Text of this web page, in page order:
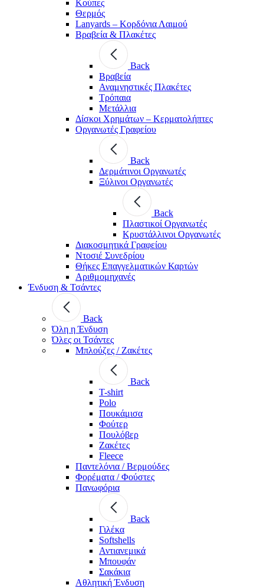
Κούπες
Θερμός
Lanyards – Kορδόνια Λαιμού
Βραβεία & Πλακέτες
Back
Βραβεία
Αναμνηστικές Πλακέτες
Τρόπαια
Μετάλλια
Δίσκοι Χρημάτων – Κερματολήπτες
Οργανωτές Γραφείου
Back
Δερμάτινοι Οργανωτές
Ξύλινοι Οργανωτές
Back
Πλαστικοί Οργανωτές
Κρυστάλλινοι Οργανωτές
Διακοσμητικά Γραφείου
Ντοσιέ Συνεδρίου
Θήκες Επαγγελματικών Καρτών
Αριθμομηχανές
Ένδυση & Τσάντες
Back
Όλη η Ένδυση
Όλες οι Τσάντες
Μπλούζες / Ζακέτες
Back
T-shirt
Polo
Πουκάμισα
Φούτερ
Πουλόβερ
Ζακέτες
Fleece
Παντελόνια / Βερμούδες
Φορέματα / Φούστες
Πανωφόρια
Back
Γιλέκα
Softshells
Αντιανεμικά
Μπουφάν
Σακάκια
Αθλητική Ένδυση